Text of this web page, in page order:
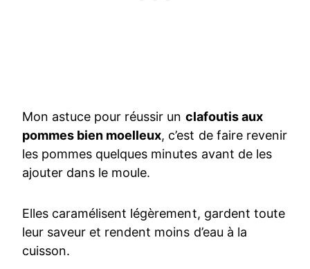
Mon astuce pour réussir un clafoutis aux
pommes bien moelleux, c’est de faire revenir
les pommes quelques minutes avant de les
ajouter dans le moule.
Elles caramélisent légèrement, gardent toute
leur saveur et rendent moins d’eau à la
cuisson.